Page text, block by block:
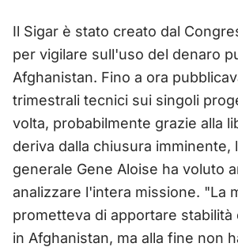
Il Sigar è stato creato dal
per vigilare sull'uso del denaro
Afghanistan. Fino a ora
trimestrali tecnici sui singoli
volta, probabilmente grazie alla
deriva dalla chiusura imminente,
generale Gene Aloise ha voluto
analizzare l'intera missione. "La
prometteva di apportare stabilità
in Afghanistan, ma alla fine non